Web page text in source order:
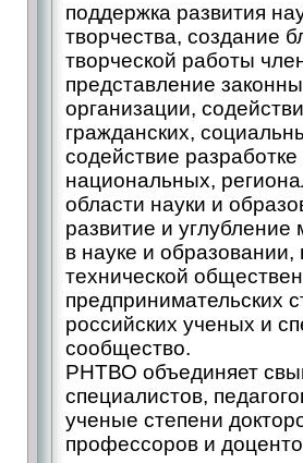
поддержка развития
творчества, создание
творческой работы
представление
организации,
гражданских,
содействие
национальных,
области науки и
развитие и
в науке и
технической
предпринимательских
российских ученых и
сообщество.
РНТВО объединяет
специалистов,
ученые степени
профессоров и